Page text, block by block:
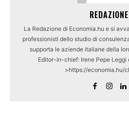
REDAZIONE
La Redazione di Economia.hu e si
professionisti dello studio di
supporta le aziende italiane della
Editor-in-chief: Irene Pepe Leggi
>https://economia.hu/